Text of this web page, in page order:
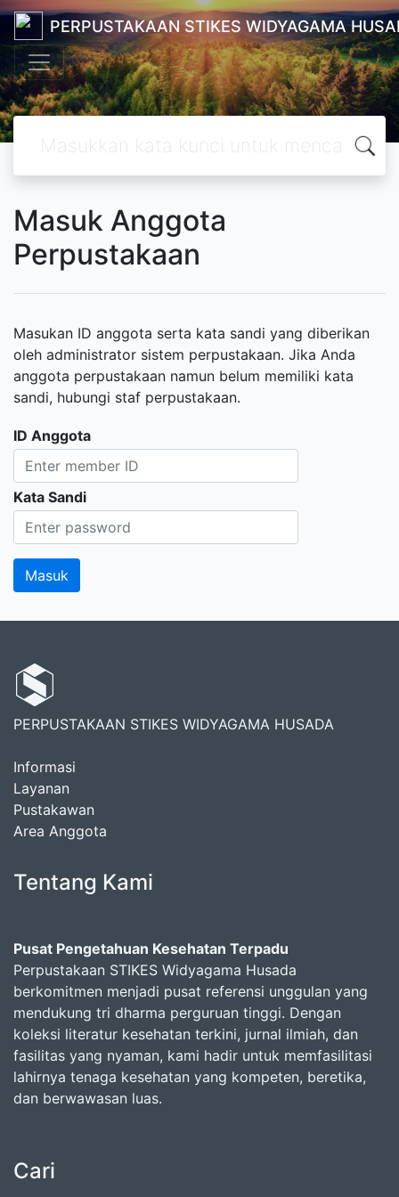
PERPUSTAKAAN STIKES WIDYAGAMA
Masuk Anggota
Perpustakaan
Masukan ID anggota serta kata sandi yang diberikan
oleh administrator sistem perpustakaan. Jika Anda
anggota perpustakaan namun belum memiliki kata
sandi, hubungi staf perpustakaan.
ID Anggota
Kata Sandi
PERPUSTAKAAN STIKES WIDYAGAMA HUSADA
Informasi
Layanan
Pustakawan
Area Anggota
Tentang Kami
Pusat Pengetahuan Kesehatan Terpadu
Perpustakaan STIKES Widyagama Husada
berkomitmen menjadi pusat referensi unggulan yang
mendukung tri dharma perguruan tinggi. Dengan
koleksi literatur kesehatan terkini, jurnal ilmiah, dan
fasilitas yang nyaman, kami hadir untuk memfasilitasi
lahirnya tenaga kesehatan yang kompeten, beretika,
dan berwawasan luas.
Cari